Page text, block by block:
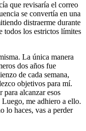
que revisaría el correo
se convertía en una
distraerme durante
todos los estrictos límites
La única manera
dos años fue
de cada semana,
objetivos para mí.
para alcanzar esos
me adhiero a ello.
lo haces, vas a perder